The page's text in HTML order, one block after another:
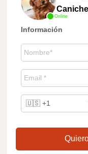
Online
Información